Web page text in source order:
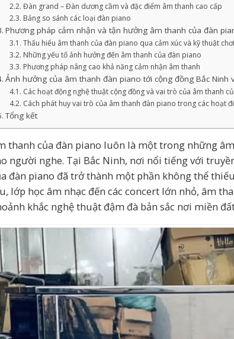
Đàn grand – Đàn dương cầm và đặc điểm âm thanh cao cấp
Bảng so sánh các loại đàn piano
Phương pháp cảm nhận và tận hưởng âm thanh của đàn
Thấu hiểu âm thanh của đàn piano qua cảm xúc và kỹ thuật chơi
Những yếu tố ảnh hưởng đến âm thanh của đàn piano
Phương pháp nâng cao khả năng cảm nhận âm thanh
Ảnh hưởng của âm thanh đàn piano tới cộng đồng Bắc Ninh
Các hoạt động nghệ thuật cộng đồng và vai trò của âm thanh
Cách phát huy vai trò của âm thanh đàn piano trong các hoạt
Tổng kết
thanh của đàn piano luôn là một trong những
người nghe. Tại Bắc Ninh, nơi nổi tiếng với
đàn piano đã trở thành một phần không thể
lớp học âm nhạc đến các concert lớn nhỏ, âm
khắc nghệ thuật đậm đà bản sắc nơi miền